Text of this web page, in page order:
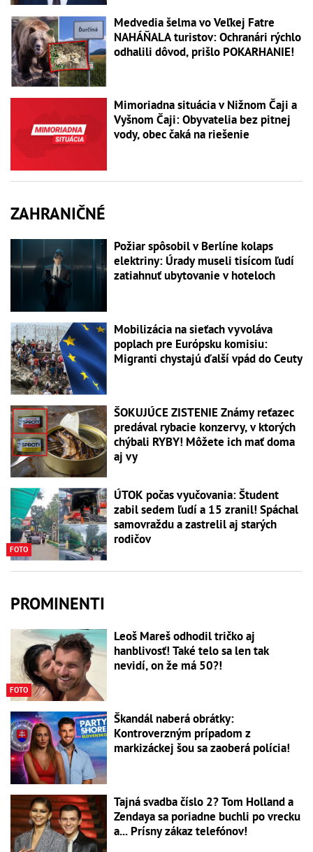
Medvedia šelma vo Veľkej Fatre
NAHÁŇALA turistov: Ochranári rýchlo
odhalili dôvod, prišlo POKARHANIE!
Mimoriadna situácia v Nižnom Čaji a
Vyšnom Čaji: Obyvatelia bez pitnej
vody, obec čaká na riešenie
ZAHRANIČNÉ
Požiar spôsobil v Berlíne kolaps
elektriny: Úrady museli tisícom ľudí
zatiahnuť ubytovanie v hoteloch
Mobilizácia na sieťach vyvoláva
poplach pre Európsku komisiu:
Migranti chystajú ďalší vpád do Ceuty
ŠOKUJÚCE ZISTENIE Známy reťazec
predával rybacie konzervy, v ktorých
chýbali RYBY! Môžete ich mať doma
aj vy
FOTO
ÚTOK počas vyučovania: Študent
zabil sedem ľudí a 15 zranil! Spáchal
samovraždu a zastrelil aj starých
rodičov
PROMINENTI
FOTO
Leoš Mareš odhodil tričko aj
hanblivosť! Také telo sa len tak
nevidí, on že má 50?!
Škandál naberá obrátky:
Kontroverzným prípadom z
markizáckej šou sa zaoberá polícia!
Tajná svadba číslo 2? Tom Holland a
Zendaya sa poriadne buchli po vrecku
a... Prísny zákaz telefónov!